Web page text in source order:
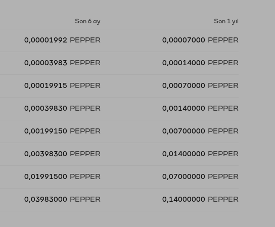
Son 6 ay Son 1 yıl
0,00001992 PEPPER 0,00007000 PEPPER
0,00003983 PEPPER 0,00014000 PEPPER
0,00019915 PEPPER 0,00070000 PEPPER
0,00039830 PEPPER 0,00140000 PEPPER
0,00199150 PEPPER 0,00700000 PEPPER
0,00398300 PEPPER 0,01400000 PEPPER
0,01991500 PEPPER 0,07000000 PEPPER
0,03983000 PEPPER 0,14000000 PEPPER